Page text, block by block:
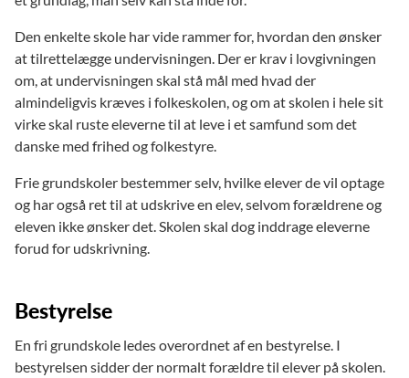
Den enkelte skole har vide rammer for, hvordan den ønsker
at tilrettelægge undervisningen. Der er krav i lovgivningen
om, at undervisningen skal stå mål med hvad der
almindeligvis kræves i folkeskolen, og om at skolen i hele sit
virke skal ruste eleverne til at leve i et samfund som det
danske med frihed og folkestyre.
Frie grundskoler bestemmer selv, hvilke elever de vil optage
og har også ret til at udskrive en elev, selvom forældrene og
eleven ikke ønsker det. Skolen skal dog inddrage eleverne
forud for udskrivning.
Bestyrelse
En fri grundskole ledes overordnet af en bestyrelse. I
bestyrelsen sidder der normalt forældre til elever på skolen.